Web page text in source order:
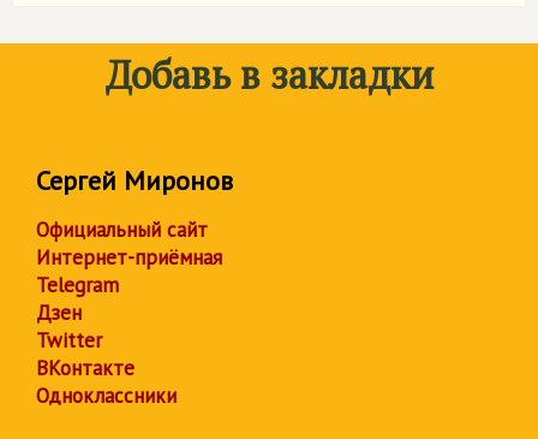
Добавь в закладки
Сергей Миронов
Официальный сайт
Интернет-приёмная
Telegram
Дзен
Twitter
ВКонтакте
Одноклассники